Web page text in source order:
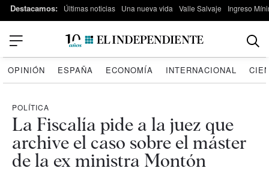
Destacamos: Últimas noticias Una nueva vida Valle Salvaje Ingreso
OPINIÓN ESPAÑA ECONOMÍA INTERNACIONAL
POLÍTICA
La Fiscalía pide a la juez que
archive el caso sobre el máster
de la ex ministra Montón